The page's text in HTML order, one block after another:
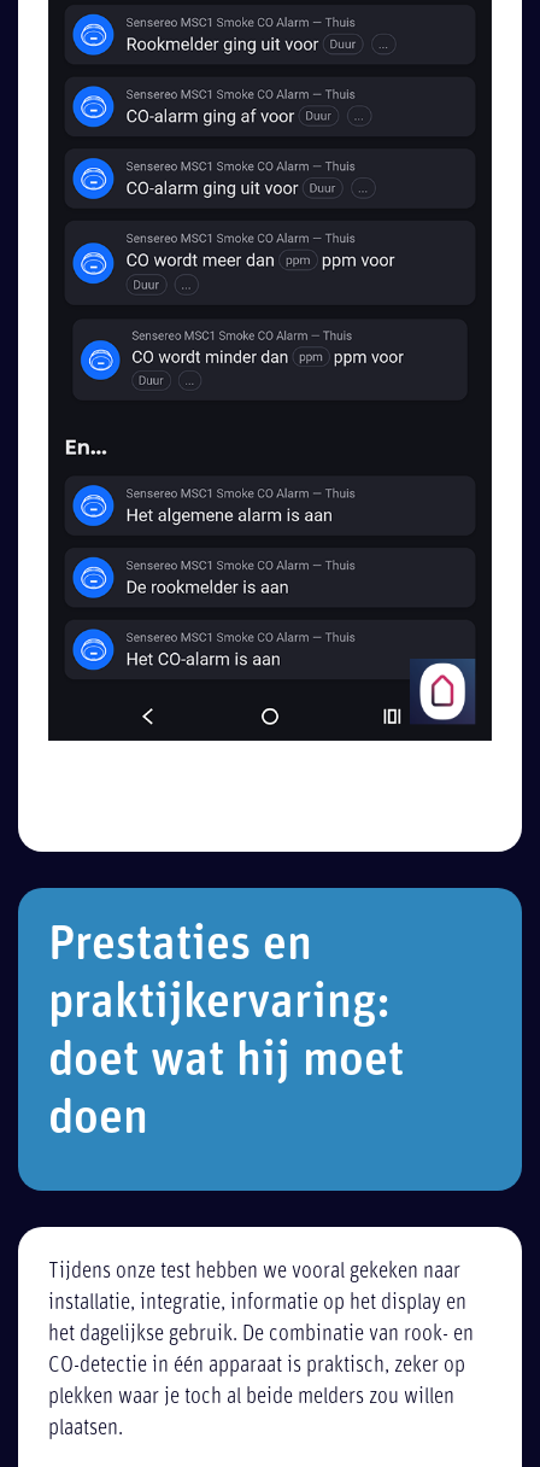
Prestaties en
praktijkervaring:
doet wat hij moet
doen
Tijdens onze test hebben we vooral gekeken naar
installatie, integratie, informatie op het display en
het dagelijkse gebruik. De combinatie van rook- en
CO-detectie in één apparaat is praktisch, zeker op
plekken waar je toch al beide melders zou willen
plaatsen.